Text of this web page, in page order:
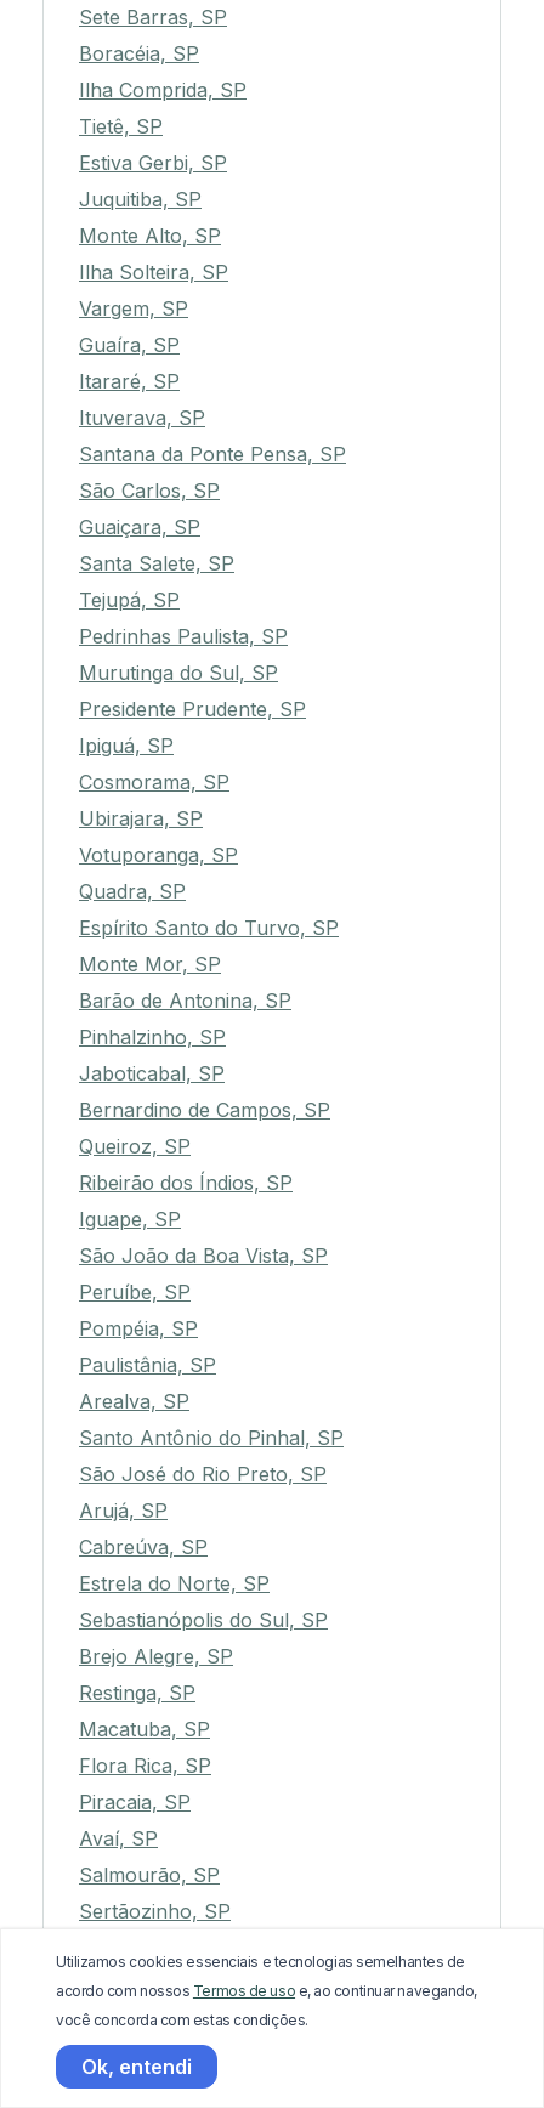
Sete Barras, SP
Boracéia, SP
Ilha Comprida, SP
Tietê, SP
Estiva Gerbi, SP
Juquitiba, SP
Monte Alto, SP
Ilha Solteira, SP
Vargem, SP
Guaíra, SP
Itararé, SP
Ituverava, SP
Santana da Ponte Pensa, SP
São Carlos, SP
Guaiçara, SP
Santa Salete, SP
Tejupá, SP
Pedrinhas Paulista, SP
Murutinga do Sul, SP
Presidente Prudente, SP
Ipiguá, SP
Cosmorama, SP
Ubirajara, SP
Votuporanga, SP
Quadra, SP
Espírito Santo do Turvo, SP
Monte Mor, SP
Barão de Antonina, SP
Pinhalzinho, SP
Jaboticabal, SP
Bernardino de Campos, SP
Queiroz, SP
Ribeirão dos Índios, SP
Iguape, SP
São João da Boa Vista, SP
Peruíbe, SP
Pompéia, SP
Paulistânia, SP
Arealva, SP
Santo Antônio do Pinhal, SP
São José do Rio Preto, SP
Arujá, SP
Cabreúva, SP
Estrela do Norte, SP
Sebastianópolis do Sul, SP
Brejo Alegre, SP
Restinga, SP
Macatuba, SP
Flora Rica, SP
Piracaia, SP
Avaí, SP
Salmourão, SP
Sertãozinho, SP
Taciba, SP
Santa Rosa de Viterbo, SP
Presidente Alves, SP
Ibiúna, SP
Utilizamos cookies essenciais e tecnologias semelhantes de
acordo com nossos Termos de uso e, ao continuar navegando,
você concorda com estas condições.
Ok, entendi